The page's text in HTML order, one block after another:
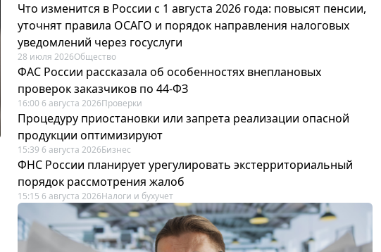
Что изменится в России с 1 августа 2026 года: повысят пенсии,
уточнят правила ОСАГО и порядок направления налоговых
уведомлений через госуслуги
28 июля 2026Общество
ФАС России рассказала об особенностях внеплановых
проверок заказчиков по 44-ФЗ
16:00 6 августа 2026Проверки
Процедуру приостановки или запрета реализации опасной
продукции оптимизируют
15:39 6 августа 2026Бизнес
ФНС России планирует урегулировать экстерриториальный
порядок рассмотрения жалоб
15:15 6 августа 2026Налоги и бухучет